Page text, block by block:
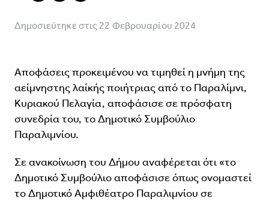
Δημοσιεύτηκε στις 22 Φεβρουαρίου 2024
Αποφάσεις προκειμένου να τιμηθεί η μνήμη της
αείμνηστης λαίκής ποιήτριας από το Παραλίμνι,
Κυριακού Πελαγία, αποφάσισε σε πρόσφατη
συνεδρία του, το Δημοτικό Συμβούλιο
Παραλιμνίου.
Σε ανακοίνωση του Δήμου αναφέρεται ότι «το
Δημοτικό Συμβούλιο αποφάσισε όπως ονομαστεί
το Δημοτικό Αμφιθέατρο Παραλιμνίου σε